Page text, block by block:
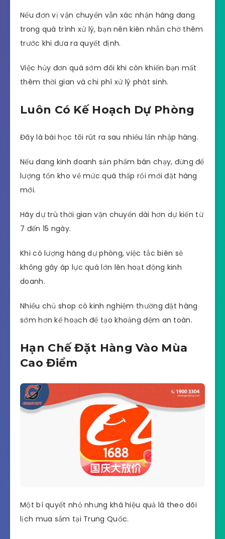
Nếu đơn vị vận chuyển vẫn xác nhận hàng đang
trong quá trình xử lý, bạn nên kiên nhẫn chờ thêm
trước khi đưa ra quyết định.
Việc hủy đơn quá sớm đôi khi còn khiến bạn mất
thêm thời gian và chi phí xử lý phát sinh.
Luôn Có Kế Hoạch Dự Phòng
Đây là bài học tôi rút ra sau nhiều lần nhập hàng.
Nếu đang kinh doanh sản phẩm bán chạy, đừng để
lượng tồn kho về mức quá thấp rồi mới đặt hàng
mới.
Hãy dự trù thời gian vận chuyển dài hơn dự kiến từ
7 đến 15 ngày.
Khi có lượng hàng dự phòng, việc tắc biên sẽ
không gây áp lực quá lớn lên hoạt động kinh
doanh.
Nhiều chủ shop có kinh nghiệm thường đặt hàng
sớm hơn kế hoạch để tạo khoảng đệm an toàn.
Hạn Chế Đặt Hàng Vào Mùa
Cao Điểm
Một bí quyết nhỏ nhưng khá hiệu quả là theo dõi
lịch mua sắm tại Trung Quốc.